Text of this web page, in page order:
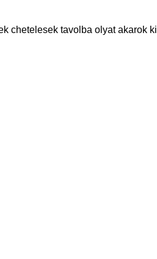
chetelesek tavolba olyat akarok ki